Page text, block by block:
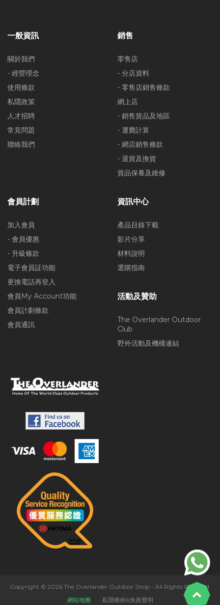
一般資訊
關於我們
- 經營理念
使用條款
私隱政策
人才招聘
常見問題
聯絡我們
銷售
零售店
- 分店資料
- 零售店銷售條款
網上店
- 銷售貨品及地區
- 運費計算
- 網店銷售條款
- 退貨及換貨
貨品保養及維修
會員計劃
加入會員
- 會員優惠
- 升級條款
電子會員証功能
更換電話再登入
會員My Account功能
會員計劃條款
會員通訊
資訊中心
產品目錄下載
影片分享
材料說明
選購指南
活動及贊助
The Overlander Outdoor
Club
野外活動及機構連結
Copyright © 2026 The Overlander Outdoor Shop - All Rights Reserved.
網站地圖
私隱條例&免責聲明